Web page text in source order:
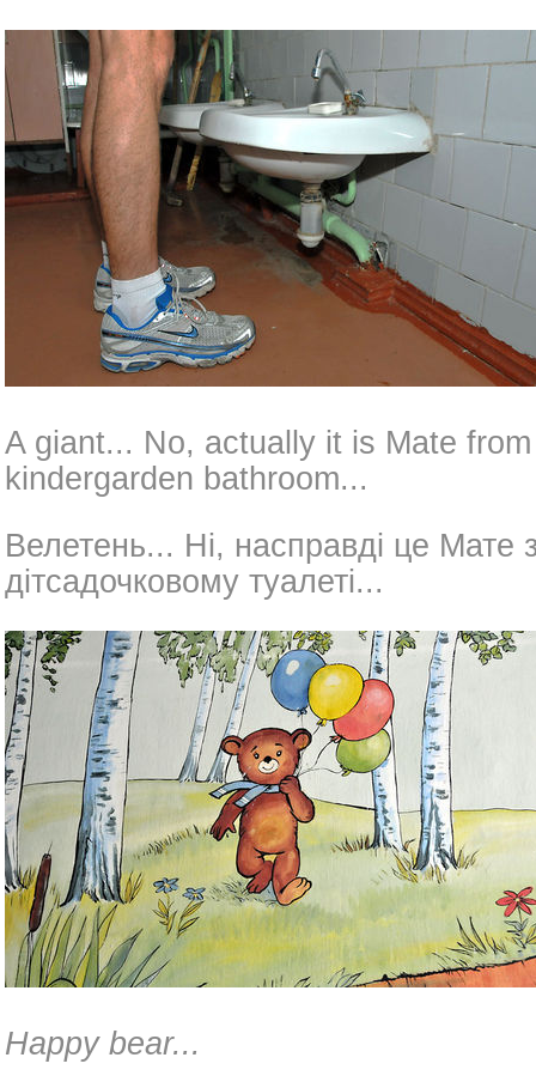
A giant... No, actually it is Mate
kindergarden bathroom...
Велетень... Ні, насправді це Мате
дітсадочковому туалеті...
Happy bear...